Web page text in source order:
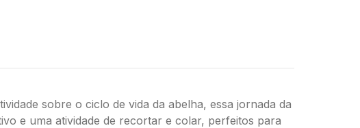
X em Pinterest
sobre o ciclo de vida da abelha, essa jornada da
e uma atividade de recortar e colar, perfeitos para